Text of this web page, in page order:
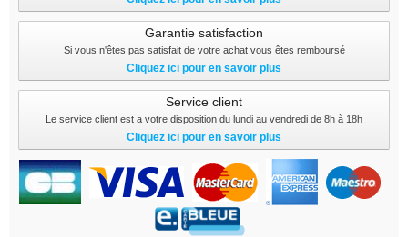
Garantie satisfaction
Si vous n'êtes pas satisfait de votre achat vous êtes remboursé
Cliquez ici pour en savoir plus
Service client
Le service client est a votre disposition du lundi au vendredi de 8h à 18h
Cliquez ici pour en savoir plus